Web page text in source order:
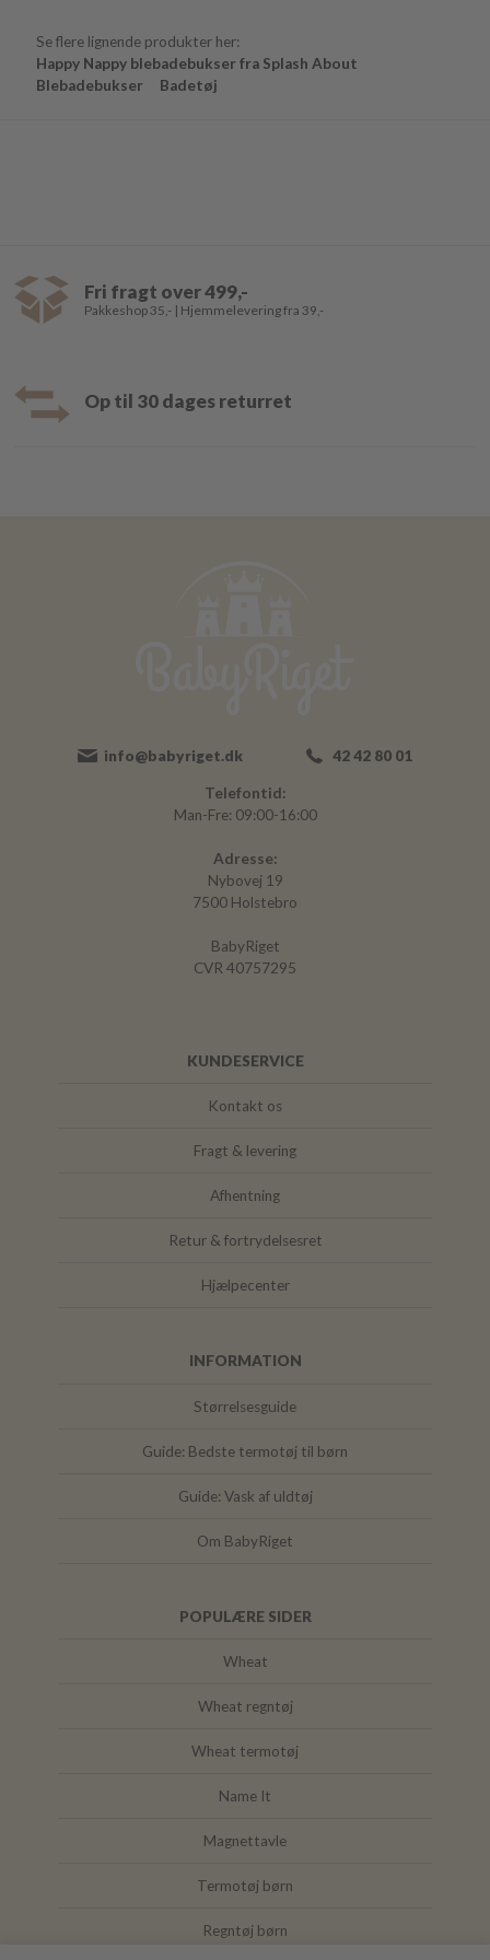
Se flere lignende produkter her:
Happy Nappy blebadebukser fra Splash About
Blebadebukser
Badetøj
Fri fragt over 499,-
Pakkeshop 35,- | Hjemmelevering fra 39,-
Op til 30 dages returret
info@babyriget.dk 42 42 80 01
Telefontid:
Man-Fre: 09:00-16:00
Adresse:
Nybovej 19
7500 Holstebro
BabyRiget
CVR 40757295
KUNDESERVICE
Kontakt os
Fragt & levering
Afhentning
Retur & fortrydelsesret
Hjælpecenter
INFORMATION
Størrelsesguide
Guide: Bedste termotøj til børn
Guide: Vask af uldtøj
Om BabyRiget
POPULÆRE SIDER
Wheat
Wheat regntøj
Wheat termotøj
Name It
Magnettavle
Termotøj børn
Regntøj børn